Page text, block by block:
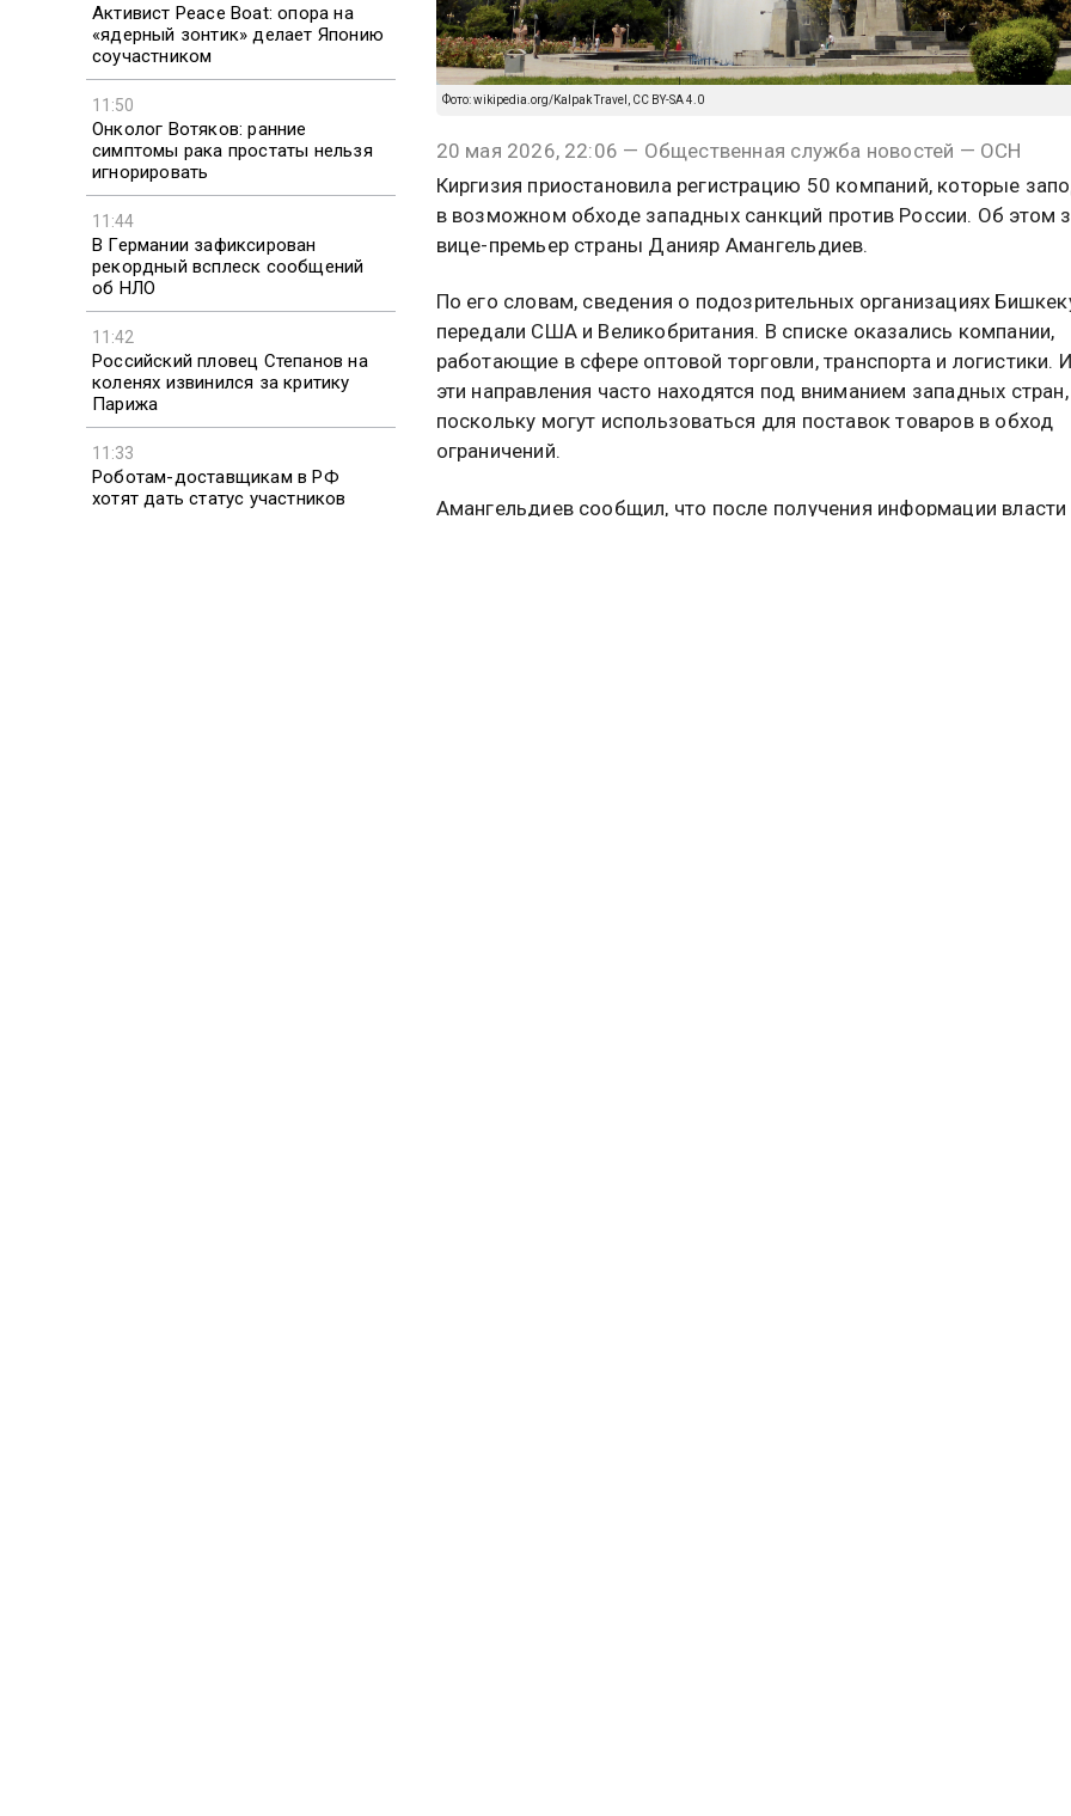
Активист Peace Boat: опора на
«ядерный зонтик» делает Японию
соучастником
11:50
Онколог Вотяков: ранние
симптомы рака простаты нельзя
игнорировать
11:44
В Германии зафиксирован
рекордный всплеск сообщений
об НЛО
11:42
Российский пловец Степанов на
коленях извинился за критику
Парижа
11:33
Роботам-доставщикам в РФ
хотят дать статус участников
Фото: wikipedia.org/Kalpak Travel, CC BY-SA 4.0
20 мая 2026, 22:06 — Общественная служба новостей — ОСН
Киргизия приостановила регистрацию 50 компаний, которые
в возможном обходе западных санкций против России. Об этом
вице-премьер страны Данияр Амангельдиев.
По его словам, сведения о подозрительных организациях
передали США и Великобритания. В списке оказались компании,
работающие в сфере оптовой торговли, транспорта и логистики.
эти направления часто находятся под вниманием западных стран,
поскольку могут использоваться для поставок товаров в обход
ограничений.
Амангельдиев сообщил, что после получения информации власти